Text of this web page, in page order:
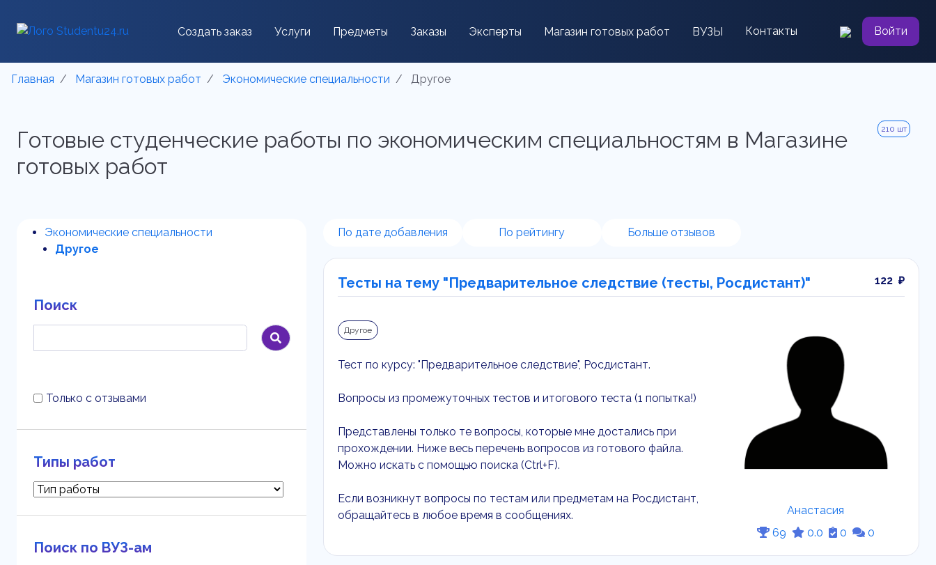
Создать заказ Услуги Предметы Заказы Эксперты Магазин готовых работ ВУЗЫ Контакты Войти
Главная Магазин готовых работ Экономические специальности Другое
Готовые студенческие работы по экономическим специальностям в Магазине
готовых работ
210 шт
Экономические специальности
Другое
Поиск
Только с отзывами
Типы работ
Поиск по ВУЗ-ам
По дате добавления По рейтингу Больше отзывов
Тесты на тему "Предварительное следствие (тесты, Росдистант)" 122 ₽
Другое
Тест по курсу: "Предварительное следствие", Росдистант.
Вопросы из промежуточных тестов и итогового теста (1 попытка!)
Представлены только те вопросы, которые мне достались при
прохождении. Ниже весь перечень вопросов из готового файла.
Можно искать с помощью поиска (Ctrl+F).
Если возникнут вопросы по тестам или предметам на Росдистант,
обращайтесь в любое время в сообщениях.
Анастасия
69
0.0 0 0